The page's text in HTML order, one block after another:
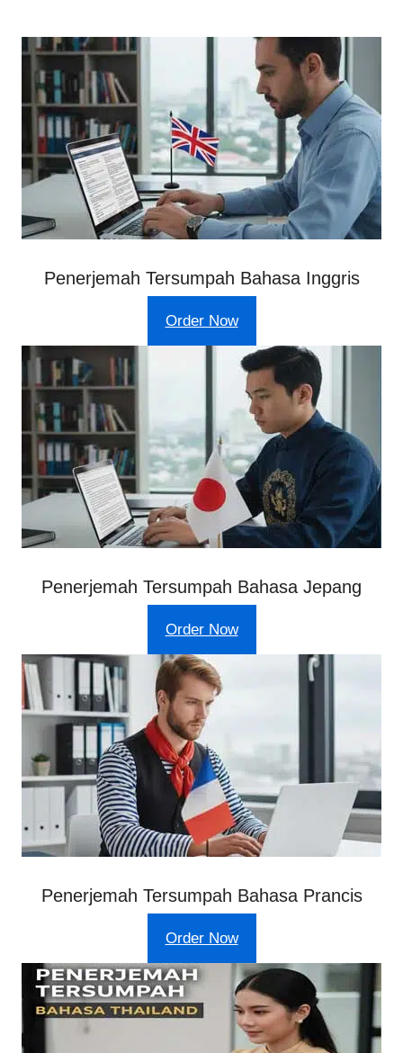
Penerjemah Tersumpah Bahasa Inggris
Order Now
Penerjemah Tersumpah Bahasa Jepang
Order Now
Penerjemah Tersumpah Bahasa Prancis
Order Now